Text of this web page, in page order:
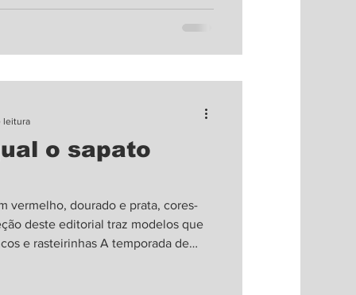
o sapato
vermelho, dourado e prata, cores-
deste editorial traz modelos que
e rasteirinhas A temporada de
leitura